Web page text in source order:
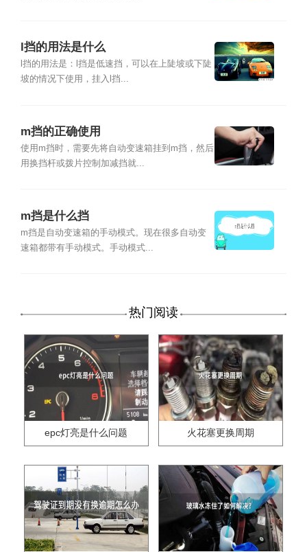
l挡的用法是什么
l挡的用法是：l挡是低速挡，可以在上陡坡或下陡
坡的情况下使用，挂入l挡...
m挡的正确使用
使用m挡时，需要先将自动变速箱挂到m挡，然后
用换挡杆或拨片控制加减挡就...
m挡是什么挡
m挡是自动变速箱的手动模式。现在很多自动变
速箱都带有手动模式。手动模式...
热门阅读
epc灯亮是什么问题 火花塞更换周期